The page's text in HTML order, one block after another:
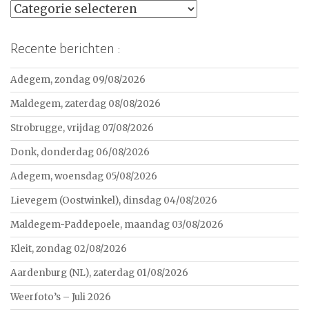
Categorieën
Recente berichten :
Adegem, zondag 09/08/2026
Maldegem, zaterdag 08/08/2026
Strobrugge, vrijdag 07/08/2026
Donk, donderdag 06/08/2026
Adegem, woensdag 05/08/2026
Lievegem (Oostwinkel), dinsdag 04/08/2026
Maldegem-Paddepoele, maandag 03/08/2026
Kleit, zondag 02/08/2026
Aardenburg (NL), zaterdag 01/08/2026
Weerfoto’s – Juli 2026